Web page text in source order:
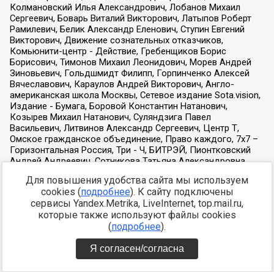
Для повышения удобства сайта мы используем
cookies (подробнее). К сайту подключены
сервисы Yandex.Metrika, LiveInternet, top.mail.ru,
которые также используют файлы cookies
(подробнее).
Я согласен/согласна